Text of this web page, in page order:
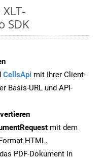
SDK
CellsApi mit Ihrer Client-
Basis-URL und API-
mit dem
HTML.
PDF-Dokument in